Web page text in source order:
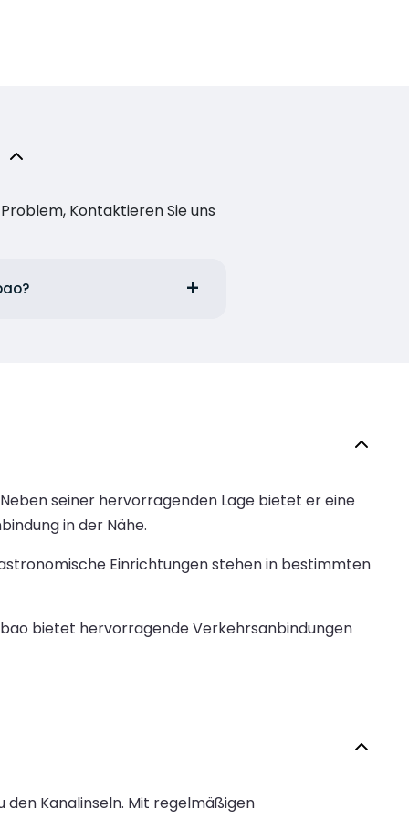
Kontaktieren Sie uns
seiner hervorragenden Lage bietet er eine
in der Nähe.
Einrichtungen stehen in bestimmten
bietet hervorragende Verkehrsanbindungen
den Kanalinseln. Mit regelmäßigen